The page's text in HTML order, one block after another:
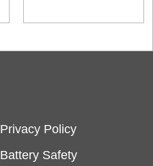
Privacy Policy
Battery Safety